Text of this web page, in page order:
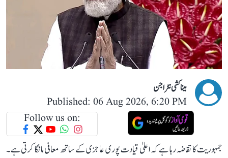
میناکشی نٹراجن
Published: 06 Aug 2026, 6:20 PM
Follow us on:
جمہوریت کا تقاضہ رہا ہے کہ اعلیٰ قیادت پوری عاجزی کے ساتھ معافی مانگا کرتی ہے۔